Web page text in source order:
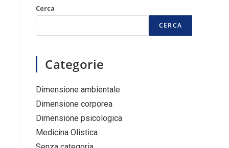
Cerca
CERCA
Categorie
Dimensione ambientale
Dimensione corporea
Dimensione psicologica
Medicina Olistica